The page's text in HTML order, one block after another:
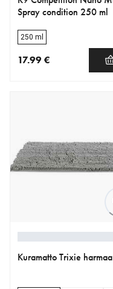
Spray condition 250 ml
250 ml
17.99 €
Kuramatto Trixie harmaa